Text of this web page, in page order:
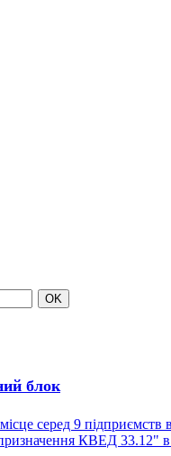
блок
9 підприємств в
КВЕД 33.12" в